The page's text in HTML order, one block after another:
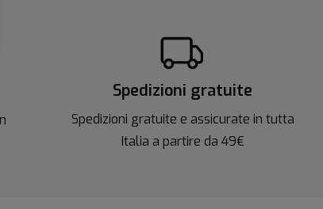
Spedizioni gratuite
Spedizioni gratuite e assicurate in tutta
Italia a partire da 49€